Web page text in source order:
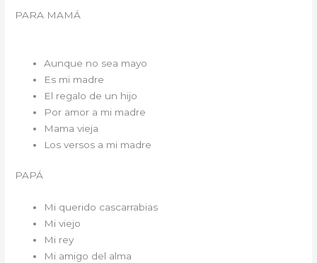
PARA MAMÁ
Aunque no sea mayo
Es mi madre
El regalo de un hijo
Por amor a mi madre
Mama vieja
Los versos a mi madre
PAPÁ
Mi querido cascarrabias
Mi viejo
Mi rey
Mi amigo del alma